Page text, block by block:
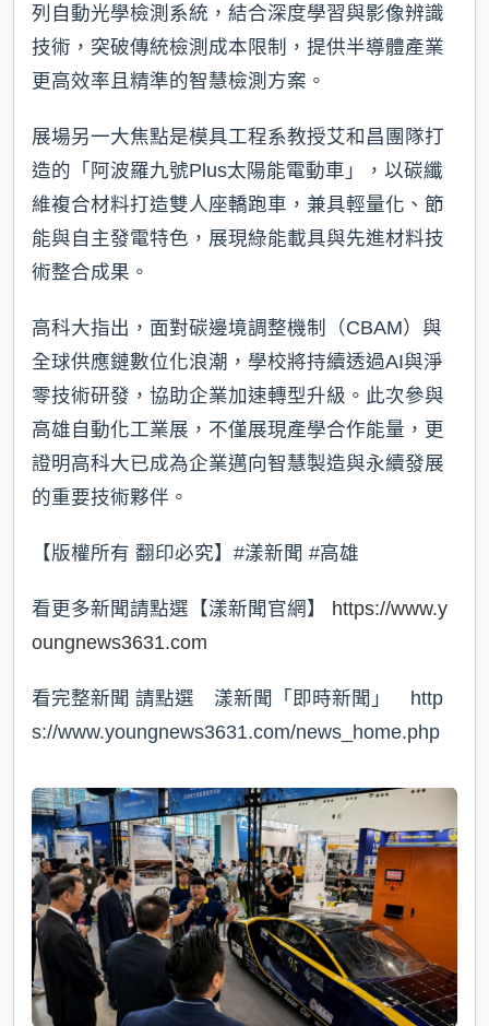
列自動光學檢測系統，結合深度學習與影像辨識
技術，突破傳統檢測成本限制，提供半導體產業
更高效率且精準的智慧檢測方案。
展場另一大焦點是模具工程系教授艾和昌團隊打
造的「阿波羅九號Plus太陽能電動車」，以碳纖
維複合材料打造雙人座轎跑車，兼具輕量化、節
能與自主發電特色，展現綠能載具與先進材料技
術整合成果。
高科大指出，面對碳邊境調整機制（CBAM）與
全球供應鏈數位化浪潮，學校將持續透過AI與淨
零技術研發，協助企業加速轉型升級。此次參與
高雄自動化工業展，不僅展現產學合作能量，更
證明高科大已成為企業邁向智慧製造與永續發展
的重要技術夥伴。
【版權所有 翻印必究】#漾新聞 #高雄
看更多新聞請點選【漾新聞官網】 https://www.y
oungnews3631.com
看完整新聞 請點選 漾新聞「即時新聞」 http
s://www.youngnews3631.com/news_home.php